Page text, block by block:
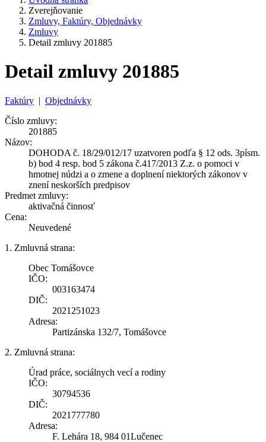
Zverejňovanie
Zmluvy, Faktúry, Objednávky
Zmluvy
Detail zmluvy 201885
Detail zmluvy 201885
Faktúry | Objednávky
Číslo zmluvy:
201885
Názov:
DOHODA č. 18/29/012/17 uzatvoren podľa § 12 ods. 3písm.
b) bod 4 resp. bod 5 zákona č.417/2013 Z.z. o pomoci v
hmotnej núdzi a o zmene a doplnení niektorých zákonov v
znení neskorších predpisov
Predmet zmluvy:
aktivačná činnosť
Cena:
Neuvedené
1. Zmluvná strana:
Obec Tomášovce
IČO:
003163474
DIČ:
2021251023
Adresa:
Partizánska 132/7, Tomášovce
2. Zmluvná strana:
Úrad práce, sociálnych vecí a rodiny
IČO:
30794536
DIČ:
2021777780
Adresa:
F. Lehára 18, 984 01Lučenec